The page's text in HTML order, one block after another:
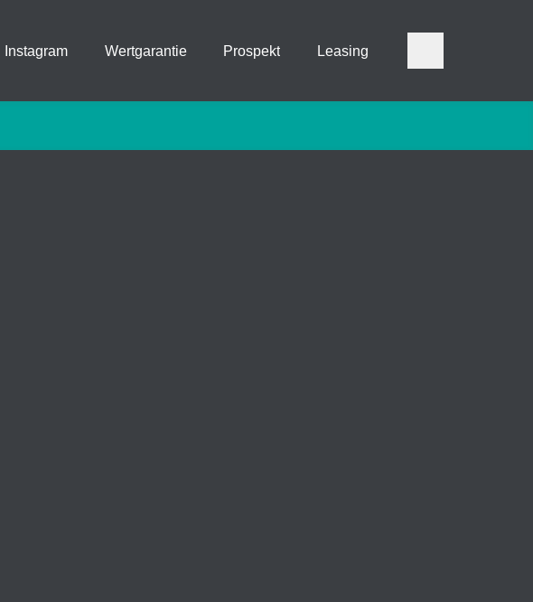
Instagram Wertgarantie Prospekt Leasing